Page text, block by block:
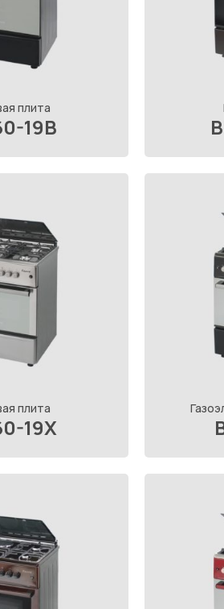
плита
19B
плита
19X